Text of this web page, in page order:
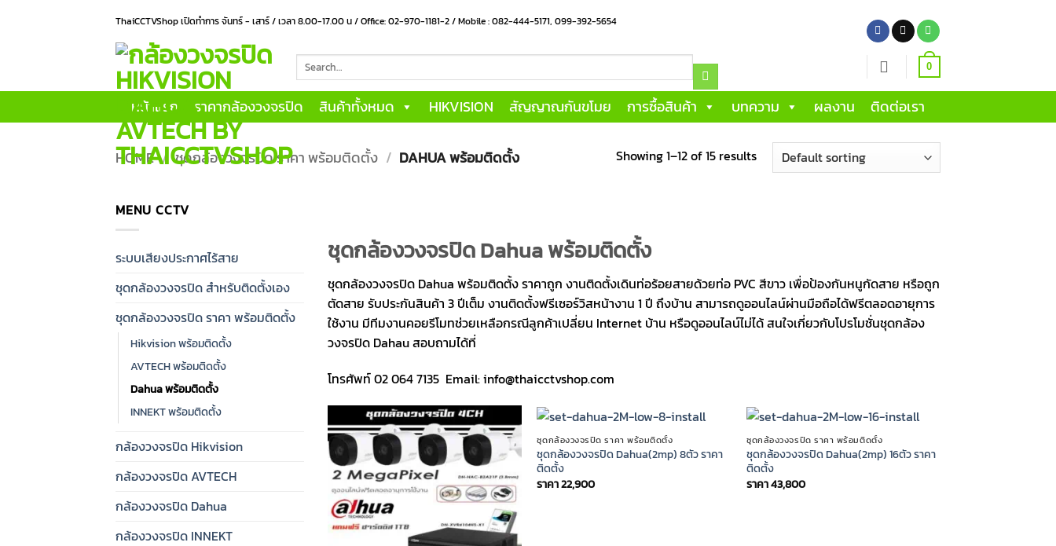
ThaiCCTVShop เปิดทำการ จันทร์ - เสาร์ / เวลา 8.00-17.00 น / Office: 02-970-1181-2 / Mobile : 082-444-5171, 099-392-5654
for:
0
หน้าแรก ราคากล้องวงจรปิด สินค้าทั้งหมด HIKVISION สัญญาณกันขโมย การซื้อสินค้า บทความ ผลงาน ติดต่อเรา
HOME / ชุดกล้องวงจรปิด ราคา พร้อมติดตั้ง / DAHUA พร้อมติดตั้ง Showing 1–12 of 15 results
MENU CCTV
ระบบเสียงประกาศไร้สาย
ชุดกล้องวงจรปิด สำหรับติดตั้งเอง
ชุดกล้องวงจรปิด ราคา พร้อมติดตั้ง
Hikvision พร้อมติดตั้ง
AVTECH พร้อมติดตั้ง
Dahua พร้อมติดตั้ง
INNEKT พร้อมติดตั้ง
กล้องวงจรปิด Hikvision
กล้องวงจรปิด AVTECH
กล้องวงจรปิด Dahua
กล้องวงจรปิด INNEKT
ชุดกล้องวงจรปิด Dahua พร้อมติดตั้ง
ชุดกล้องวงจรปิด Dahua พร้อมติดตั้ง ราคาถูก งานติดตั้งเดินท่อร้อยสายด้วยท่อ PVC สีขาว เพื่อป้องกันหนูกัดสาย หรือถูก
ตัดสาย รับประกันสินค้า 3 ปีเต็ม งานติดตั้งฟรีเซอร์วิสหน้างาน 1 ปี ถึงบ้าน สามารถดูออนไลน์ผ่านมือถือได้ฟรีตลอดอายุการ
ใช้งาน มีทีมงานคอยรีโมทช่วยเหลือกรณีลูกค้าเปลี่ยน Internet บ้าน หรือดูออนไลน์ไม่ได้ สนใจเกี่ยวกับโปรโมชั่นชุดกล้อง
วงจรปิด Dahau สอบถามได้ที่
โทรศัพท์ 02 064 7135 Email: info@thaicctvshop.com
ชุดกล้องวงจรปิด ราคา พร้อมติดตั้ง
ชุดกล้องวงจรปิด Dahua(2mp) 8ตัว ราคา
ติดตั้ง
ราคา22,900
ชุดกล้องวงจรปิด ราคา พร้อมติดตั้ง
ชุดกล้องวงจรปิด Dahua(2mp) 16ตัว ราคา
ติดตั้ง
ราคา43,800